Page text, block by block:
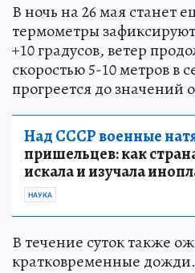
В ночь на 26 мая станет
термометры
+10 градусов, ветер
скоростью 5-10 метров в
прогреется до значений
Над СССР военные
пришельцев: как
искала и изучала
НАУКА
В течение суток также
кратковременные дожди.